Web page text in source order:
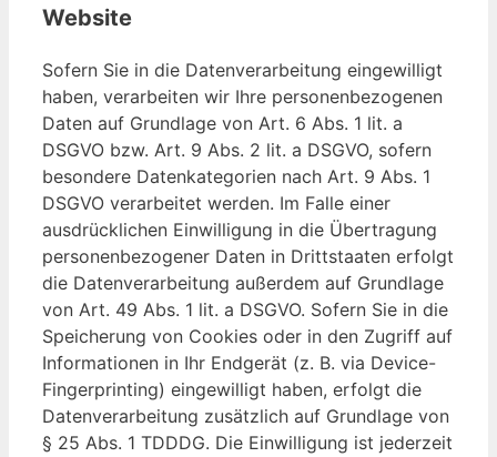
Website
Sofern Sie in die Datenverarbeitung eingewilligt
haben, verarbeiten wir Ihre personenbezogenen
Daten auf Grundlage von Art. 6 Abs. 1 lit. a
DSGVO bzw. Art. 9 Abs. 2 lit. a DSGVO, sofern
besondere Datenkategorien nach Art. 9 Abs. 1
DSGVO verarbeitet werden. Im Falle einer
ausdrücklichen Einwilligung in die Übertragung
personenbezogener Daten in Drittstaaten erfolgt
die Datenverarbeitung außerdem auf Grundlage
von Art. 49 Abs. 1 lit. a DSGVO. Sofern Sie in die
Speicherung von Cookies oder in den Zugriff auf
Informationen in Ihr Endgerät (z. B. via Device-
Fingerprinting) eingewilligt haben, erfolgt die
Datenverarbeitung zusätzlich auf Grundlage von
§ 25 Abs. 1 TDDDG. Die Einwilligung ist jederzeit